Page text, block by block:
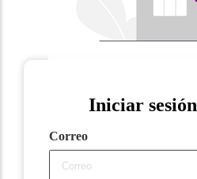
Iniciar sesión
Correo